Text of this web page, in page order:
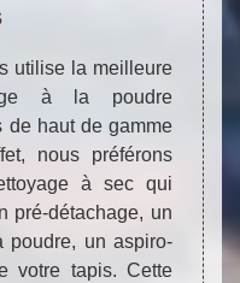
utilise la meilleure
à la poudre
de haut de gamme
nous préférons
à sec qui
pré-détachage, un
poudre, un aspiro-
votre tapis. Cette